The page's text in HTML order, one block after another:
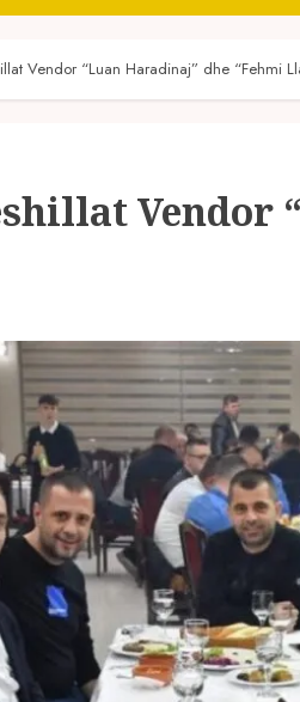
Vendor “Luan Haradinaj” dhe “Fehmi
Vendor